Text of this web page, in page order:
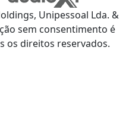
Unipessoal Lda. &
sem consentimento é
os direitos reservados.